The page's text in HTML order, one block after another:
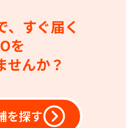
、すぐ届く
を
せんか？
を探す